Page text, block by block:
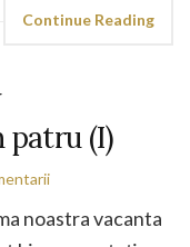
Continue Reading
patru (I)
noastra vacanta